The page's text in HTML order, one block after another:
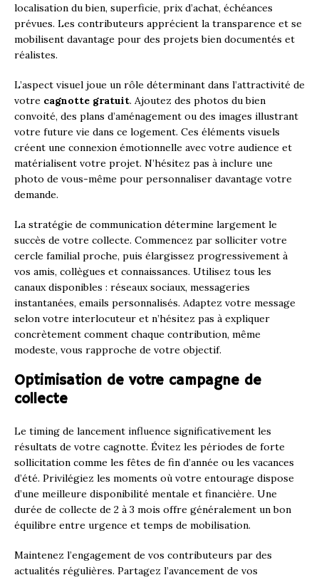
localisation du bien, superficie, prix d’achat, échéances
prévues. Les contributeurs apprécient la transparence et se
mobilisent davantage pour des projets bien documentés et
réalistes.
L’aspect visuel joue un rôle déterminant dans l’attractivité de
votre cagnotte gratuit. Ajoutez des photos du bien
convoité, des plans d’aménagement ou des images illustrant
votre future vie dans ce logement. Ces éléments visuels
créent une connexion émotionnelle avec votre audience et
matérialisent votre projet. N’hésitez pas à inclure une
photo de vous-même pour personnaliser davantage votre
demande.
La stratégie de communication détermine largement le
succès de votre collecte. Commencez par solliciter votre
cercle familial proche, puis élargissez progressivement à
vos amis, collègues et connaissances. Utilisez tous les
canaux disponibles : réseaux sociaux, messageries
instantanées, emails personnalisés. Adaptez votre message
selon votre interlocuteur et n’hésitez pas à expliquer
concrètement comment chaque contribution, même
modeste, vous rapproche de votre objectif.
Optimisation de votre campagne de
collecte
Le timing de lancement influence significativement les
résultats de votre cagnotte. Évitez les périodes de forte
sollicitation comme les fêtes de fin d’année ou les vacances
d’été. Privilégiez les moments où votre entourage dispose
d’une meilleure disponibilité mentale et financière. Une
durée de collecte de 2 à 3 mois offre généralement un bon
équilibre entre urgence et temps de mobilisation.
Maintenez l’engagement de vos contributeurs par des
actualités régulières. Partagez l’avancement de vos